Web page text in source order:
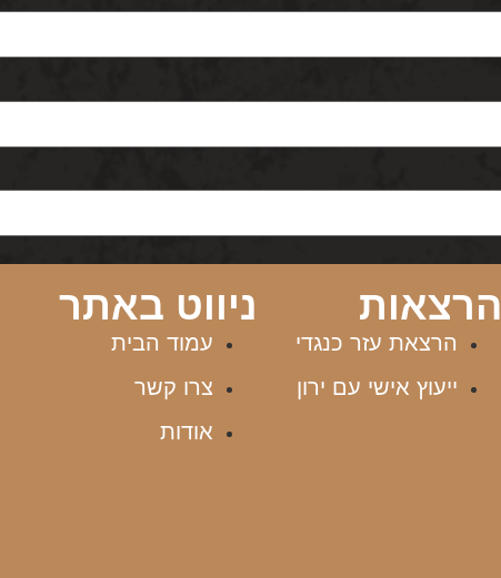
הרצאות
הרצאת עזר כנגדי
ייעוץ אישי עם ירון
ניווט באתר
עמוד הבית
צרו קשר
אודות